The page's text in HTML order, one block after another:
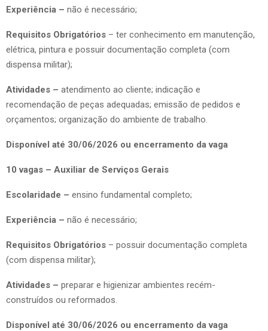
Experiência – não é necessário;
Requisitos Obrigatórios – ter conhecimento em manutenção,
elétrica, pintura e possuir documentação completa (com
dispensa militar);
Atividades – atendimento ao cliente; indicação e
recomendação de peças adequadas; emissão de pedidos e
orçamentos; organização do ambiente de trabalho.
Disponível até 30/06/2026 ou encerramento da vaga
10 vagas – Auxiliar de Serviços Gerais
Escolaridade – ensino fundamental completo;
Experiência – não é necessário;
Requisitos Obrigatórios – possuir documentação completa
(com dispensa militar);
Atividades – preparar e higienizar ambientes recém-
construídos ou reformados.
Disponível até 30/06/2026 ou encerramento da vaga